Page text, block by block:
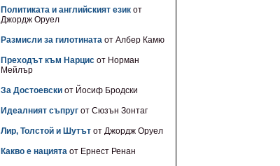
Политиката и английският език от
Джордж Оруел
Размисли за гилотината от Албер Камю
Преходът към Нарцис от Норман
Мейлър
За Достоевски от Йосиф Бродски
Идеалният съпруг от Сюзън Зонтаг
Лир, Толстой и Шутът от Джордж Оруел
Какво е нацията от Ернест Ренан